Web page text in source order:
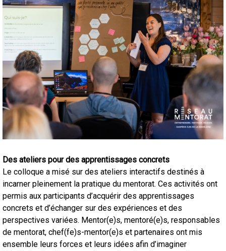
Des ateliers pour des apprentissages concrets
Le colloque a misé sur des ateliers interactifs destinés à
incarner pleinement la pratique du mentorat. Ces activités ont
permis aux participants d’acquérir des apprentissages
concrets et d’échanger sur des expériences et des
perspectives variées. Mentor(e)s, mentoré(e)s, responsables
de mentorat, chef(fe)s-mentor(e)s et partenaires ont mis
ensemble leurs forces et leurs idées afin d’imaginer